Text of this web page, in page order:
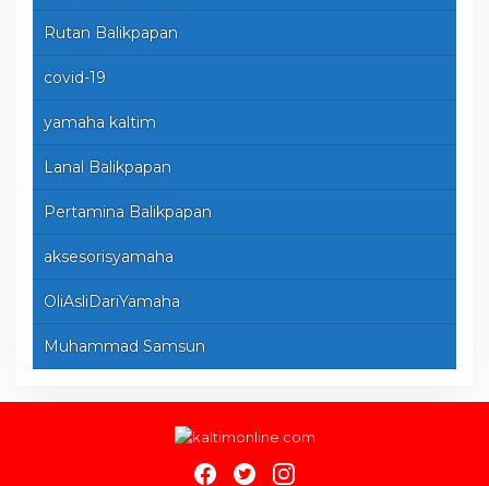
Rutan Balikpapan
covid-19
yamaha kaltim
Lanal Balikpapan
Pertamina Balikpapan
aksesorisyamaha
OliAsliDariYamaha
Muhammad Samsun